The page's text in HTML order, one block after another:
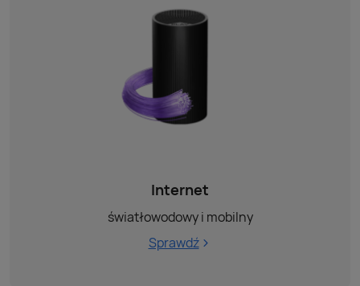
Internet
światłowodowy i mobilny
Sprawdź